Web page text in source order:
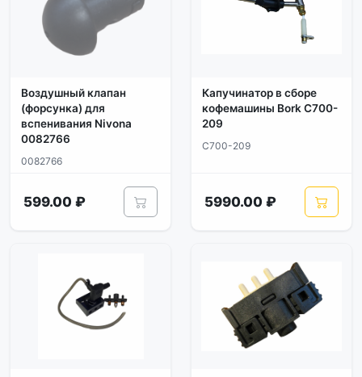
Воздушный клапан
(форсунка) для
вспенивания Nivona
0082766
0082766
599.00 ₽
Капучинатор в сборе
кофемашины Bork C700-
209
C700-209
5990.00 ₽